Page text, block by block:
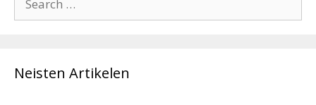
for:
Neisten Artikelen